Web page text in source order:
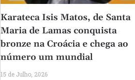
Karateca Isis Matos, de Santa
Maria de Lamas conquista
bronze na Croácia e chega ao
número um mundial
15 de Julho, 2026